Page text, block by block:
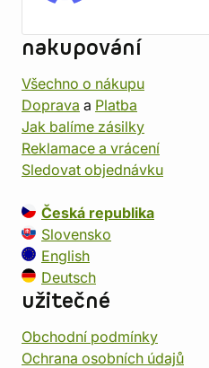
nakupování
Všechno o nákupu
Doprava a Platba
Jak balíme zásilky
Reklamace a vrácení
Sledovat objednávku
Česká republika
Slovensko
English
Deutsch
užitečné
Obchodní podmínky
Ochrana osobních údajů